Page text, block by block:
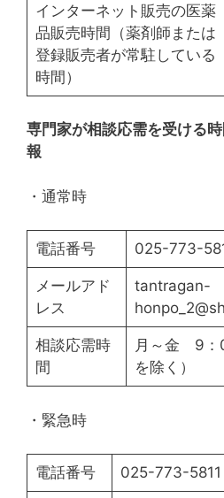
インターネット販売の医薬
品販売時間（薬剤師または
登録販売者が常駐している
時間）
専門家が相談応需を受ける
報
・通常時
電話番号 025-773-
メールアド
レス
tantragan-
相談応需時
間
月～金 9：
を除く）
・緊急時
電話番号 025-773-5811